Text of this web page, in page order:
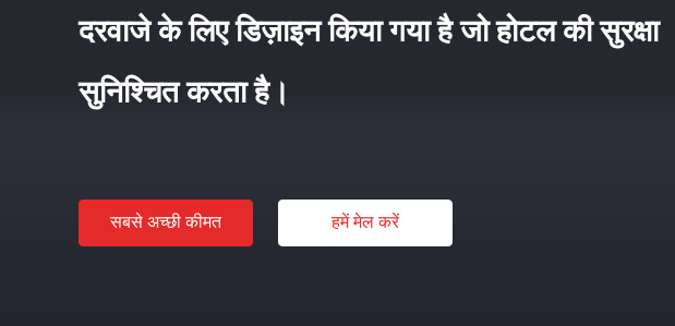
दरवाजे के लिए डिज़ाइन किया गया है जो होटल की सुरक्षा
सुनिश्चित करता है।
सबसे अच्छी कीमत हमें मेल करें